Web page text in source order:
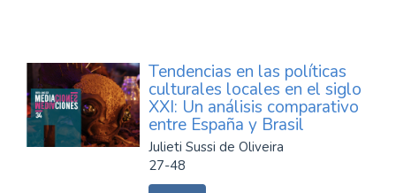
Tendencias en las políticas
culturales locales en el siglo
XXI: Un análisis comparativo
entre España y Brasil
Julieti Sussi de Oliveira
27-48